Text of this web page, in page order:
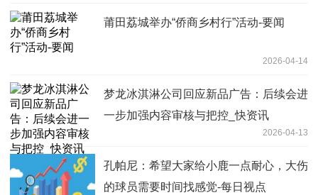
莆田荔城举办“侨商乡村行”活动-要闻
2026-04-14
梦龙冰淇淋公司回应新品广告：后续会进
一步加强内容审核与把控_快资讯
2026-04-13
孔帕尼：希望大家给小鹿一点耐心，大伤
的球员需要时间找感觉-每日视点